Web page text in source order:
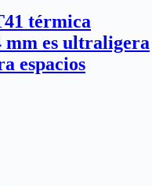
térmica
mm es ultraligera
espacios